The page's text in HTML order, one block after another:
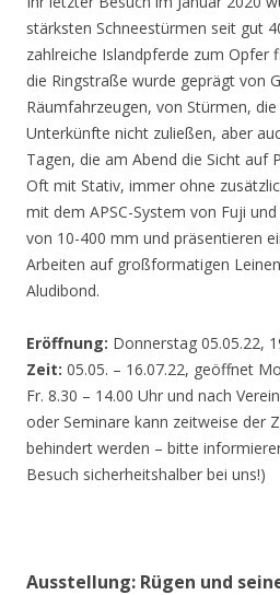
stärksten Schneestürmen seit gut
zahlreiche Islandpferde zum Opfer
die Ringstraße wurde geprägt von
Räumfahrzeugen, von Stürmen,
Unterkünfte nicht zuließen, aber
Tagen, die am Abend die Sicht auf
Oft mit Stativ, immer ohne
mit dem APSC-System von Fuji
von 10-400 mm und präsentieren
Arbeiten auf großformatigen
Aludibond.
Eröffnung: Donnerstag 05.05.22,
Zeit: 05.05. – 16.07.22, geöffnet
Fr. 8.30 – 14.00 Uhr und nach
oder Seminare kann zeitweise der
behindert werden – bitte
Besuch sicherheitshalber bei uns!)
Ausstellung: Rügen und